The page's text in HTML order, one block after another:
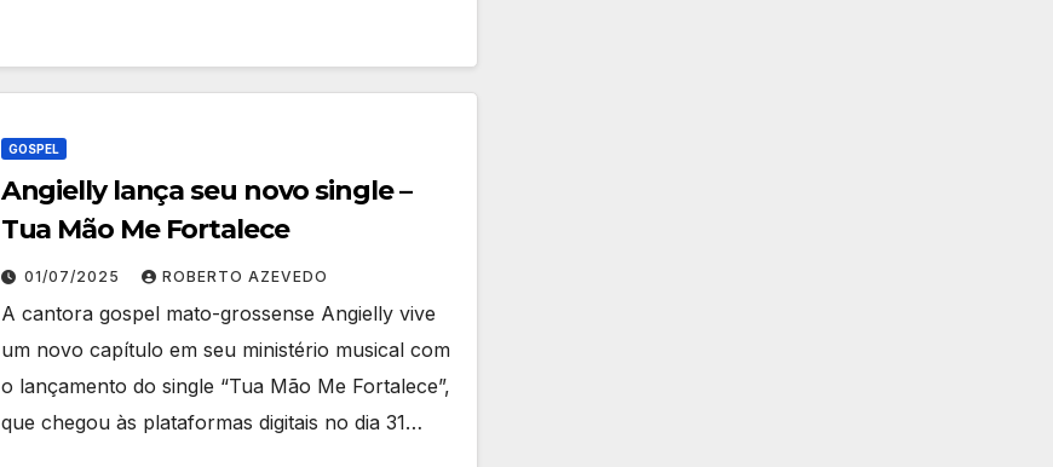
GOSPEL
Angielly lança seu novo single –
Tua Mão Me Fortalece
01/07/2025 ROBERTO AZEVEDO
A cantora gospel mato-grossense Angielly vive
um novo capítulo em seu ministério musical com
o lançamento do single “Tua Mão Me Fortalece”,
que chegou às plataformas digitais no dia 31…